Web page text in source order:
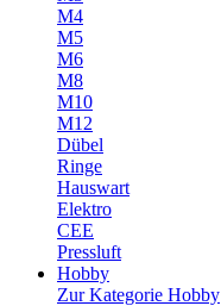
M4
M5
M6
M8
M10
M12
Dübel
Ringe
Hauswart
Elektro
CEE
Pressluft
Hobby
Zur Kategorie Hobby